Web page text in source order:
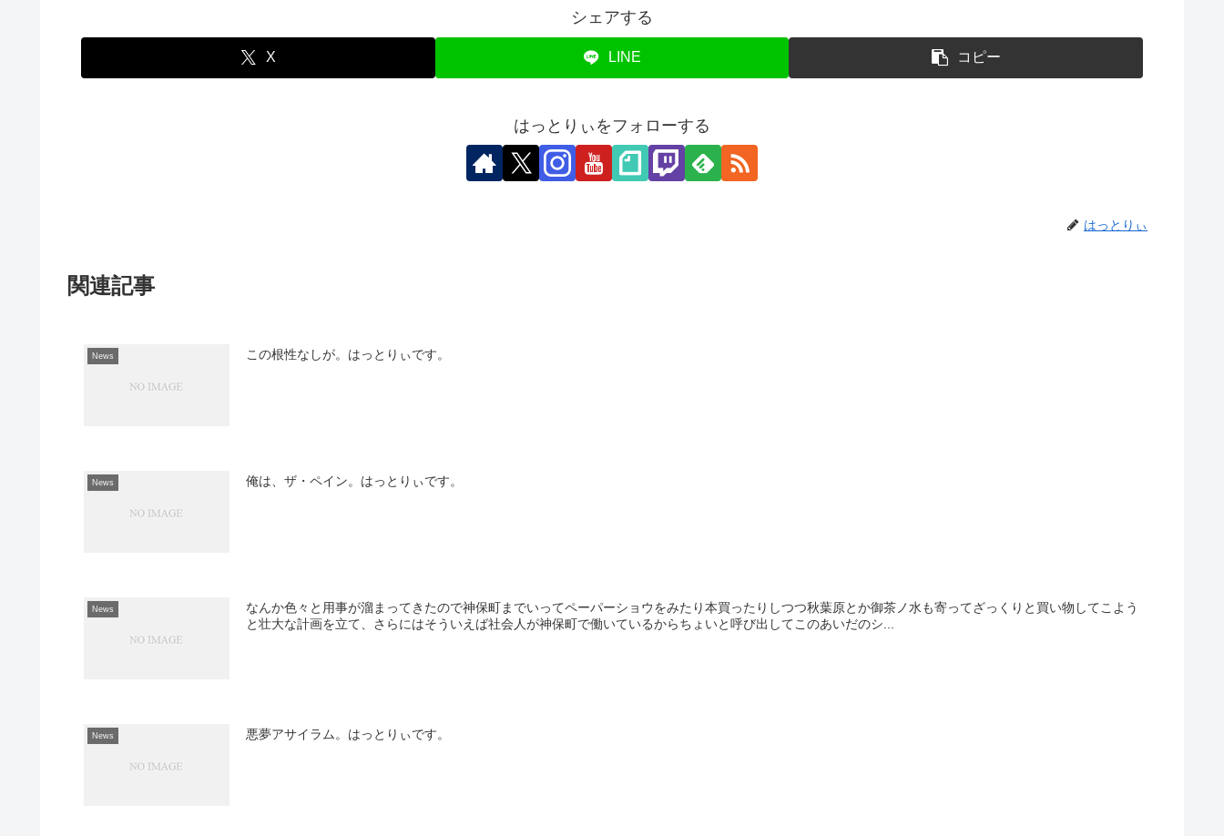
シェアする
X LINE コピー
はっとりぃをフォローする
はっとりぃ
関連記事
News この根性なしが。はっとりぃです。
News 俺は、ザ・ペイン。はっとりぃです。
News
なんか色々と用事が溜まってきたので神保町までいってペーパーショウをみたり本買ったりしつつ秋葉原とか御茶ノ水も寄ってざっくりと買い物してこよう
と壮大な計画を立て、さらにはそういえば社会人が神保町で働いているからちょいと呼び出してこのあいだのシ...
News 悪夢アサイラム。はっとりぃです。